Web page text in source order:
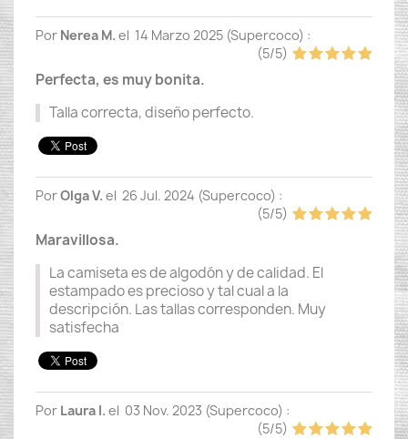
Por Nerea M. el 14 Marzo 2025 (Supercoco) :
(5/5)
Perfecta, es muy bonita.
Talla correcta, diseño perfecto.
PorOlga V. el 26 Jul. 2024 (Supercoco) :
(5/5)
Maravillosa.
La camiseta es de algodón y de calidad. El
estampado es precioso y tal cual a la
descripción. Las tallas corresponden. Muy
satisfecha
Por Laura I. el 03 Nov. 2023 (Supercoco) :
(5/5)